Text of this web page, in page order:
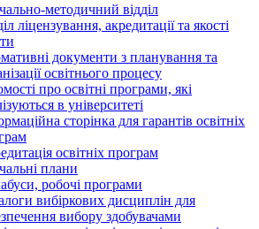
методичний відділ
ліцензування, акредитації та якості
документи з планування та
освітнього процесу
про освітні програми, які
в університеті
сторінка для гарантів освітніх
освітніх програм
плани
робочі програми
вибіркових дисциплін для
вибору здобувачами